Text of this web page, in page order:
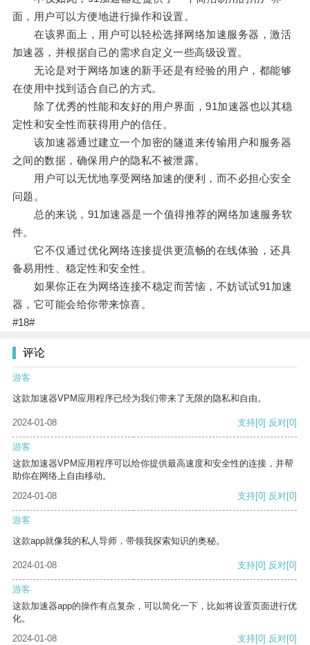
面，用户可以方便地进行操作和设置。
在该界面上，用户可以轻松选择网络加速服务器，激活
加速器，并根据自己的需求自定义一些高级设置。
无论是对于网络加速的新手还是有经验的用户，都能够
在使用中找到适合自己的方式。
除了优秀的性能和友好的用户界面，91加速器也以其稳
定性和安全性而获得用户的信任。
该加速器通过建立一个加密的隧道来传输用户和服务器
之间的数据，确保用户的隐私不被泄露。
用户可以无忧地享受网络加速的便利，而不必担心安全
问题。
总的来说，91加速器是一个值得推荐的网络加速服务软
件。
它不仅通过优化网络连接提供更流畅的在线体验，还具
备易用性、稳定性和安全性。
如果你正在为网络连接不稳定而苦恼，不妨试试91加速
器，它可能会给你带来惊喜。
#18#
评论
游客
这款加速器VPM应用程序已经为我们带来了无限的隐私和自由。
2024-01-08 支持[0] 反对[0]
游客
这款加速器VPM应用程序可以给你提供最高速度和安全性的连接，并帮
助你在网络上自由移动。
2024-01-08
支持[0] 反对[0]
游客
这款app就像我的私人导师，带领我探索知识的奥秘。
2024-01-08 支持[0] 反对[0]
游客
这款加速器app的操作有点复杂，可以简化一下，比如将设置页面进行优
化。
2024-01-08
支持[0] 反对[0]